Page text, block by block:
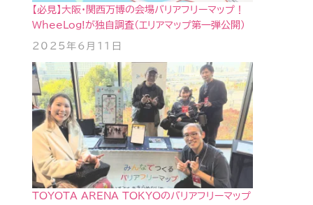
【必見】大阪・関西万博の会場バリアフリーマップ！
WheeLog!が独自調査（エリアマップ第一弾公開）
2025年6月11日
TOYOTA ARENA TOKYOのバリアフリーマップ